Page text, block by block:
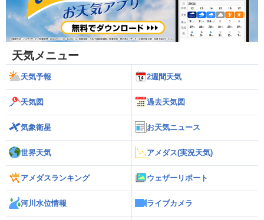
天気メニュー
天気予報 2週間天気
天気図 過去天気図
気象衛星 お天気ニュース
世界天気 アメダス(実況天気)
アメダスランキング ウェザーリポート
河川水位情報 ライブカメラ